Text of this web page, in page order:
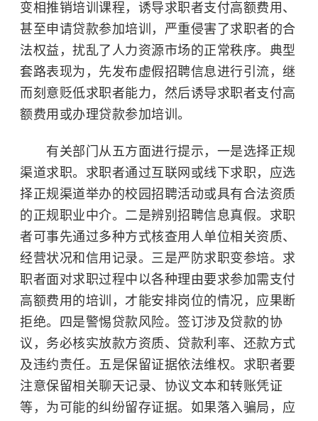
变相推销培训课程，诱导求职者支付高额费用、
甚至申请贷款参加培训，严重侵害了求职者的合
法权益，扰乱了人力资源市场的正常秩序。典型
套路表现为，先发布虚假招聘信息进行引流，继
而刻意贬低求职者能力，然后诱导求职者支付高
额费用或办理贷款参加培训。
有关部门从五方面进行提示，一是选择正规
渠道求职。求职者通过互联网或线下求职，应选
择正规渠道举办的校园招聘活动或具有合法资质
的正规职业中介。二是辨别招聘信息真假。求职
者可事先通过多种方式核查用人单位相关资质、
经营状况和信用记录。三是严防求职变参培。求
职者面对求职过程中以各种理由要求参加需支付
高额费用的培训，才能安排岗位的情况，应果断
拒绝。四是警惕贷款风险。签订涉及贷款的协
议，务必核实放款方资质、贷款利率、还款方式
及违约责任。五是保留证据依法维权。求职者要
注意保留相关聊天记录、协议文本和转账凭证
等，为可能的纠纷留存证据。如果落入骗局，应